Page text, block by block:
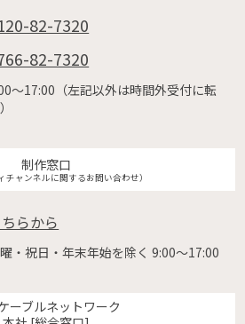
82-7320
82-7320
〜17:00（左記以外は時間外受付に転
制作窓口
チャンネルに関するお問い合わせ）
らから
・祝日・年末年始を除く 9:00〜17:00
ーブルネットワーク